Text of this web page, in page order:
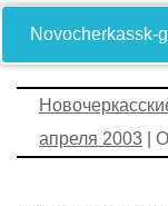
Novocherkassk-
апреля 2003 |